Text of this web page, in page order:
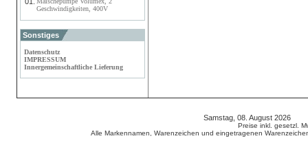
Geschwindigkeiten, 400V
Sonstiges
Datenschutz
IMPRESSUM
Innergemeinschaftliche Lieferung
Samstag, 08. August 2026
Preise inkl. gesetzl.
Alle Markennamen, Warenzeichen und eingetragenen